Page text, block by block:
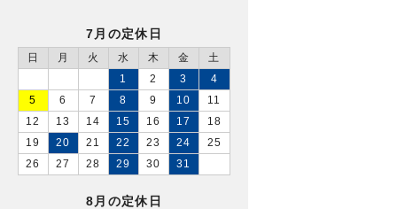
7月の定休日
日 月 火 水 木 金
土
1
2 3
4
5
6 7 8 9 10
11
12
13 14 15 16 17
18
19
20 21 22 23 24
25
26
27 28 29 30 31
8月の定休日